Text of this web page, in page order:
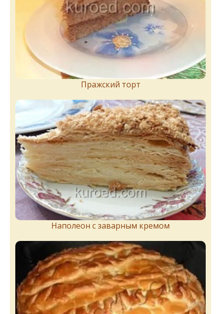
Пражский торт
Наполеон с заварным кремом